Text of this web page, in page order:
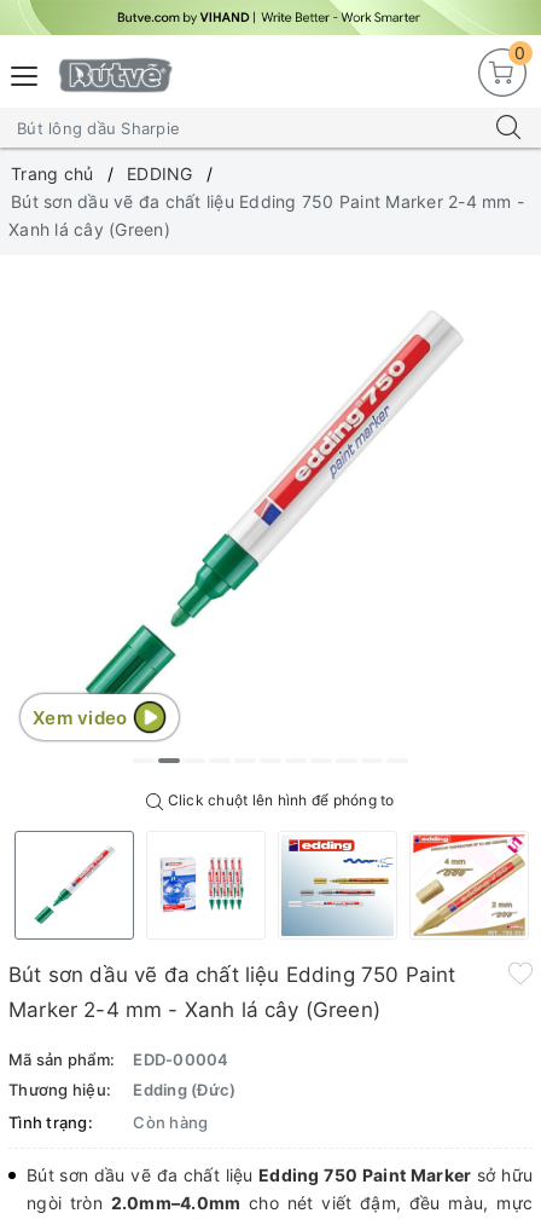
0
Trang chủ
EDDING
Bút sơn dầu vẽ đa chất liệu Edding 750 Paint Marker 2-4 mm -
Xanh lá cây (Green)
Click chuột lên hình để phóng to
Xem video
Bút sơn dầu vẽ đa chất liệu Edding 750 Paint
Marker 2-4 mm - Xanh lá cây (Green)
Mã sản phẩm:
EDD-00004
Thương hiệu:
Edding (Đức)
Tình trạng:
Còn hàng
Bút sơn dầu vẽ đa chất liệuEdding 750 Paint Marker sở hữu
ngòi tròn 2.0mm–4.0mm cho nét viết đậm, đều màu, mực